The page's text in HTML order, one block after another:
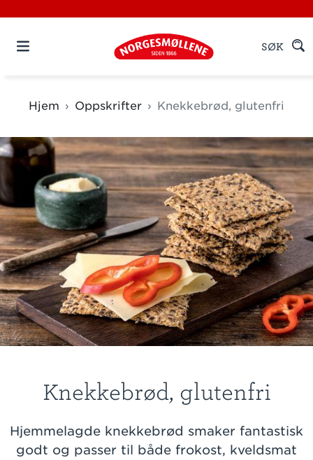
SØK
Hjem Oppskrifter Knekkebrød, glutenfri
Knekkebrød, glutenfri
Hjemmelagde knekkebrød smaker fantastisk
godt og passer til både frokost, kveldsmat